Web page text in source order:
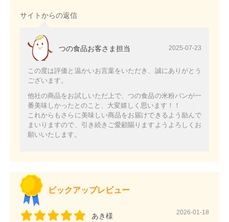
サイトからの返信
つの食品お客さま担当 2025-07-23
この度は評価と温かいお言葉をいただき、誠にありがとう
ございます。
他社の商品をお試しいただ上で、つの食品の米粉パンが一
番美味しかったとのこと、大変嬉しく思います！！
これからもさらに美味しい商品をお届けできるよう励んで
まいりますので、引き続きご愛顧賜りますようよろしくお
願いいたします。
ピックアップレビュー
あき様 2026-01-18